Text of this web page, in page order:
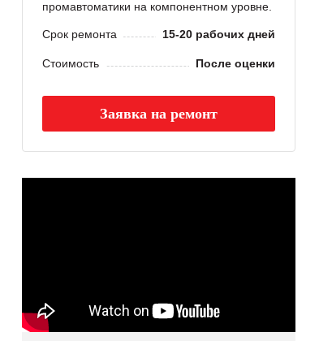
промавтоматики на компонентном уровне.
Срок ремонта 15-20 рабочих дней
Стоимость После оценки
Заявка на ремонт